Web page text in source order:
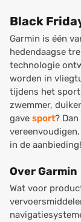
Black
Garmin is één
hedendaagse
technologie
worden in
tijdens het
zwemmer,
gave sport?
in de aanbieding!
Over Garmin
Wat voor